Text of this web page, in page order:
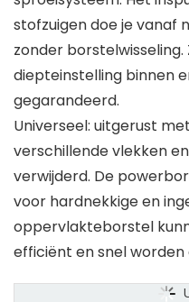
stofzuigen doe je vanaf
zonder
diepteinstelling binnen
gegarandeerd.
Universeel: uitgerust
verschillende vlekken
verwijderd. De
voor hardnekkige en
oppervlakteborstel
efficiënt en snel worden